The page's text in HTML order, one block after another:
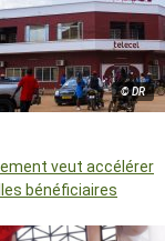
© DR
veut accélérer
bénéficiaires